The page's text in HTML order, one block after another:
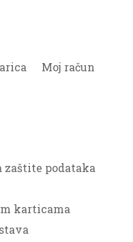
Moj račun
podataka
karticama